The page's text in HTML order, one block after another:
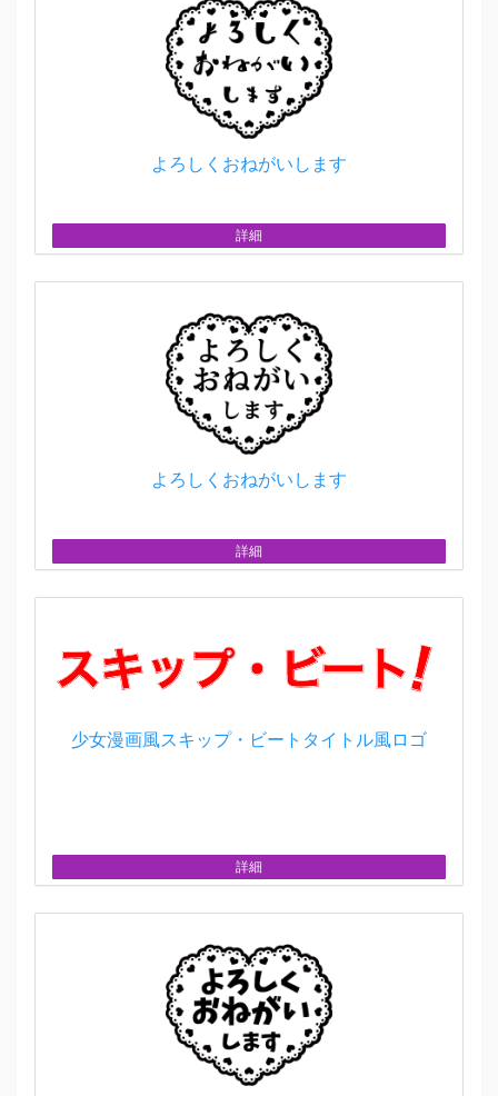
よろしくおねがいします
詳細
よろしくおねがいします
詳細
少女漫画風スキップ・ビートタイトル風ロゴ
詳細